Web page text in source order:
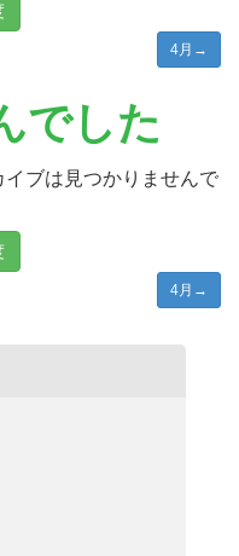
4月 →
でした
ブは見つかりませんで
4月 →